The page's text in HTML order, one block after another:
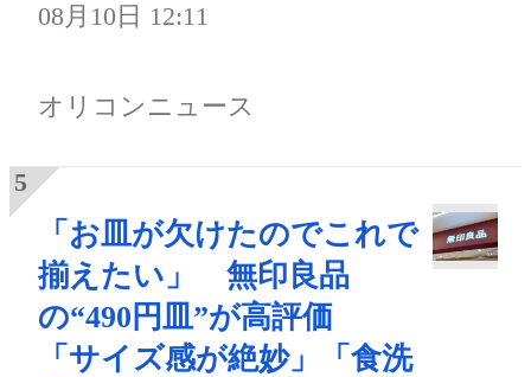
08月10日 12:11
オリコンニュース
「お皿が欠けたのでこれで
揃えたい」 無印良品
の“490円皿”が高評価
「サイズ感が絶妙」「食洗